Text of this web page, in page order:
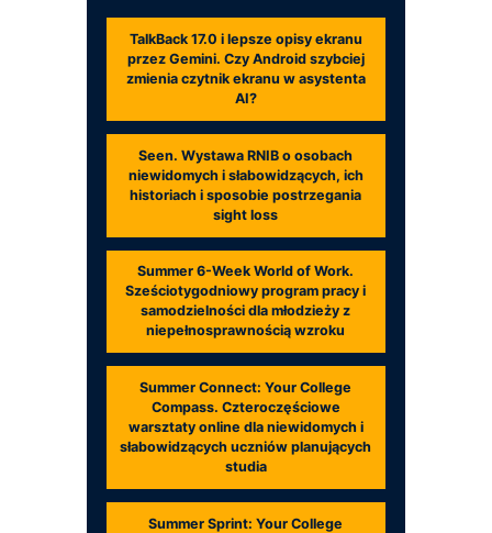
TalkBack 17.0 i lepsze opisy ekranu
przez Gemini. Czy Android szybciej
zmienia czytnik ekranu w asystenta
AI?
Seen. Wystawa RNIB o osobach
niewidomych i słabowidzących, ich
historiach i sposobie postrzegania
sight loss
Summer 6-Week World of Work.
Sześciotygodniowy program pracy i
samodzielności dla młodzieży z
niepełnosprawnością wzroku
Summer Connect: Your College
Compass. Czteroczęściowe
warsztaty online dla niewidomych i
słabowidzących uczniów planujących
studia
Summer Sprint: Your College